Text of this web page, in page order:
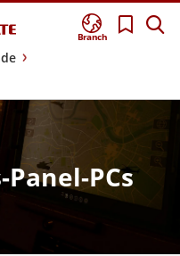
Branch
PCs